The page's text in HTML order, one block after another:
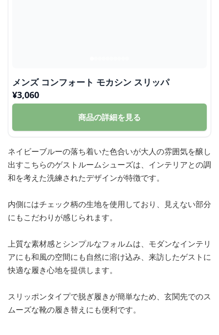
メンズ コンフォート モカシン スリッパ
¥3,060
商品の詳細を見る
ネイビーブルーの落ち着いた色合いが大人の雰囲気を醸し
出すこちらのゲストルームシューズは、インテリアとの調
和を考えた洗練されたデザインが特徴です。
内側にはチェック柄の生地を使用しており、見えない部分
にもこだわりが感じられます。
上質な素材感とシンプルなフォルムは、モダンなインテリ
アにも和風の空間にも自然に溶け込み、来訪したゲストに
快適な履き心地を提供します。
スリッポンタイプで脱ぎ履きが簡単なため、玄関先でのス
ムーズな靴の履き替えにも便利です。